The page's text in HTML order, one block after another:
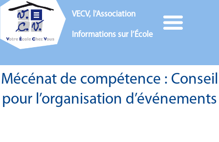
VECV, l'Association
Informations sur l’École
Mécénat de compétence : Conseil
pour l’organisation d’événements